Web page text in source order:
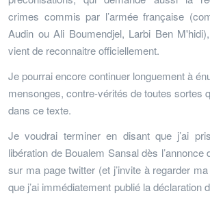
crimes commis par l’armée française
Audin ou Ali Boumendjel, Larbi Ben
vient de reconnaitre officiellement.
Je pourrai encore continuer longuement à
mensonges, contre-vérités de toutes sortes
dans ce texte.
Je voudrai terminer en disant que j’ai
libération de Boualem Sansal dès l’annonce
sur ma page twitter (et j’invite à regarder
que j’ai immédiatement publié la déclaration